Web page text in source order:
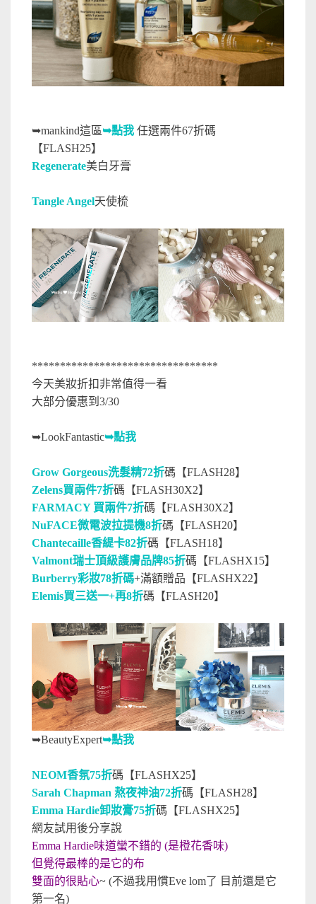
➥mankind這區➥點我 任選兩件67折碼
【FLASH25】
Regenerate美白牙膏
Tangle Angel天使梳
*********************************
今天美妝折扣非常值得一看
大部分優惠到3/30
➥LookFantastic➥點我
Grow Gorgeous洗髮精72折碼【FLASH28】
Zelens買兩件7折碼【FLASH30X2】
FARMACY 買兩件7折碼【FLASH30X2】
NuFACE微電波拉提機8折碼【FLASH20】
Chantecaille香緹卡82折碼【FLASH18】
Valmont瑞士頂級護膚品牌85折碼【FLASHX15】
Burberry彩妝78折碼+滿額贈品【FLASHX22】
Elemis買三送一+再8折碼【FLASH20】
➥BeautyExpert➥點我
NEOM香氛75折碼【FLASHX25】
Sarah Chapman 熬夜神油72折碼【FLASH28】
Emma Hardie卸妝膏75折碼【FLASHX25】
網友試用後分享說
Emma Hardie味道蠻不錯的 (是橙花香味)
但覺得最棒的是它的布
雙面的很貼心~ (不過我用慣Eve lom了 目前還是它
第一名)